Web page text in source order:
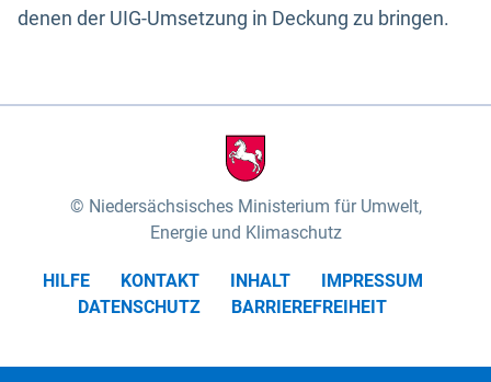
denen der UIG-Umsetzung in Deckung zu bringen.
Niedersächsisches Ministerium für Umwelt,
Energie und Klimaschutz
HILFE KONTAKT INHALT
IMPRESSUM
DATENSCHUTZ
BARRIEREFREIHEIT